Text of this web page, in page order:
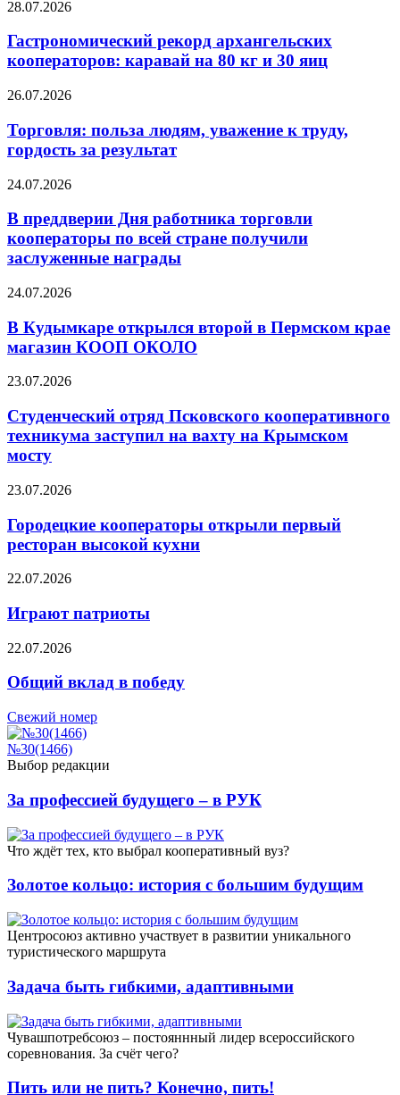
28.07.2026
Гастрономический рекорд архангельских
кооператоров: каравай на 80 кг и 30 яиц
26.07.2026
Торговля: польза людям, уважение к труду,
гордость за результат
24.07.2026
В преддверии Дня работника торговли
кооператоры по всей стране получили
заслуженные награды
24.07.2026
В Кудымкаре открылся второй в Пермском крае
магазин КООП ОКОЛО
23.07.2026
Студенческий отряд Псковского кооперативного
техникума заступил на вахту на Крымском
мосту
23.07.2026
Городецкие кооператоры открыли первый
ресторан высокой кухни
22.07.2026
Играют патриоты
22.07.2026
Общий вклад в победу
Свежий номер
№30(1466)
Выбор редакции
За профессией будущего – в РУК
Что ждёт тех, кто выбрал кооперативный вуз?
Золотое кольцо: история с большим будущим
Центросоюз активно участвует в развитии уникального
туристического маршрута
Задача быть гибкими, адаптивными
Чувашпотребсоюз – постояннный лидер всероссийского
соревнования. За счёт чего?
Пить или не пить? Конечно, пить!